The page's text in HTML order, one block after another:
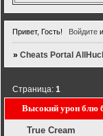
Привет, Гость! Войдите
»Cheats Portal
Высокий урон блю
Страница:1
True Cream